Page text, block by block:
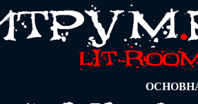
АВТОРЫ
БЛОГИ
АБИТУРА